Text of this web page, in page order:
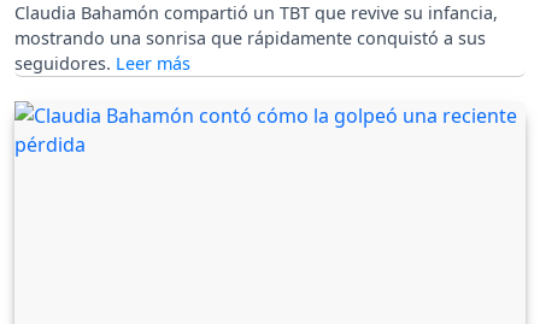
Claudia Bahamón compartió un TBT que revive su infancia,
mostrando una sonrisa que rápidamente conquistó a sus
seguidores.